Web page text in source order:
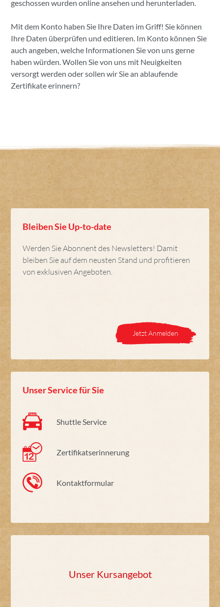
geschossen wurden online ansehen und herunterladen.
Mit dem Konto haben Sie Ihre Daten im Griff! Sie können
Ihre Daten überprüfen und editieren. Im Konto können Sie
auch angeben, welche Informationen Sie von uns gerne
haben würden. Wollen Sie von uns mit Neuigkeiten
versorgt werden oder sollen wir Sie an ablaufende
Zertifikate erinnern?
Bleiben Sie Up-to-date
Werden Sie Abonnent des Newsletters! Damit
bleiben Sie auf dem neusten Stand und profitieren
von exklusiven Angeboten.
Jetzt Anmelden
Unser Service für Sie
Shuttle Service
Zertifikatserinnerung
Kontaktformular
Unser Kursangebot